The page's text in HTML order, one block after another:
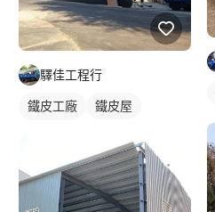
驛佳工程行
鐵皮工廠
鐵皮屋